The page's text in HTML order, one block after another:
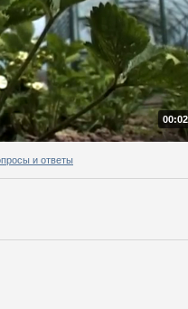
и ответы